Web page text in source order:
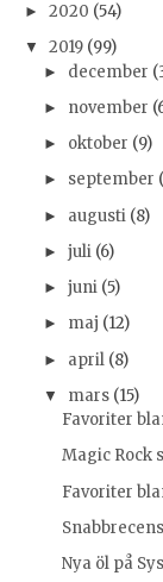
► 2020 (54)
▼ 2019 (99)
► december
► november
► oktober (9)
► september
► augusti (8)
► juli (6)
► juni (5)
► maj (12)
► april (8)
▼ mars (15)
Favoriter
Magic Rock
Favoriter
Nya öl på